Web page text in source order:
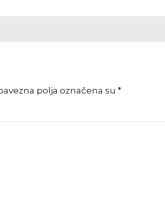
polja označena su *